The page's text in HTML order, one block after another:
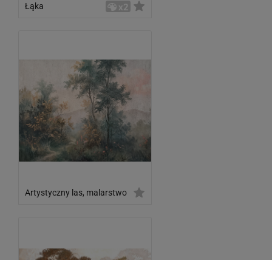
Łąka x2
Artystyczny las, malarstwo